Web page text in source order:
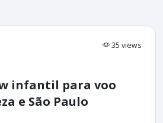
35 views
infantil para voo
e São Paulo